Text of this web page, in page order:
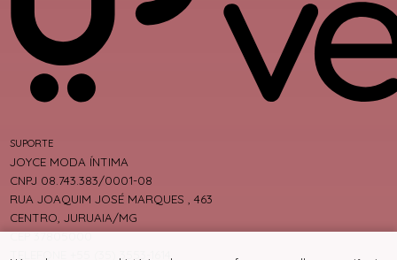
SUPORTE
JOYCE MODA ÍNTIMA
CNPJ 08.743.383/0001-08
RUA JOAQUIM JOSÉ MARQUES , 463
CENTRO, JURUAIA/MG
CEP 37805000